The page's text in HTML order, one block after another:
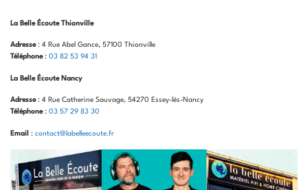
La Belle Écoute Thionville
Adresse: 4 Rue Abel Gance, 57100 Thionville
Téléphone: 03 82 53 94 31
La Belle Écoute Nancy
Adresse: 4 Rue Catherine Sauvage, 54270 Essey-lès-Nancy
Téléphone: 03 57 29 83 30
Email : contact@labelleecoute.fr